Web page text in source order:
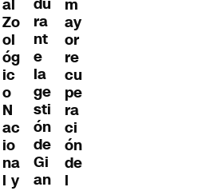
al
Zo
ol
óg
ic
o
N
ac
io
na
l y
ra
nt
e
la
ge
sti
ón
de
Gi
an
m
ay
or
re
cu
pe
ra
ci
ón
de
l